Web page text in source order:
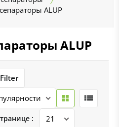
ALUP
ALUP
Filter
: